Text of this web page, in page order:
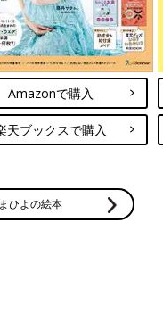
ンツ＆五分丈レギン
Amazonで購入
天ブックスで購入
ひよの絵本